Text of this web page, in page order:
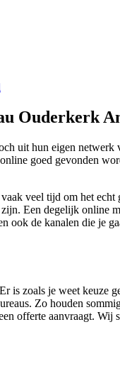
Ouderkerk
uit hun eigen
goed gevonden
veel tijd om het
Een degelijk online
ook de kanalen die je
is zoals je weet keuze
Zo houden
offerte aanvraagt. Wij